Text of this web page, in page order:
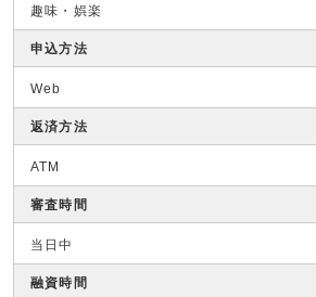
趣味・娯楽
申込方法
Web
返済方法
ATM
審査時間
当日中
融資時間